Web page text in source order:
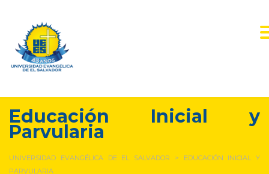
Educación Inicial y
Parvularia
UNIVERSIDAD EVANGÉLICA DE EL SALVADOR >
EDUCACIÓN INICIAL Y
PARVULARIA